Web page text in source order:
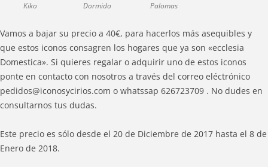
Kiko
Dormido
Palomas
Vamos a bajar su precio a 40€, para hacerlos más asequibles y
que estos iconos consagren los hogares que ya son «ecclesia
Domestica». Si quieres regalar o adquirir uno de estos iconos
ponte en contacto con nosotros a través del correo eléctrónico
pedidos@iconosycirios.com o whatssap 626723709 . No dudes en
consultarnos tus dudas.
Este precio es sólo desde el 20 de Diciembre de 2017 hasta el 8 de
Enero de 2018.